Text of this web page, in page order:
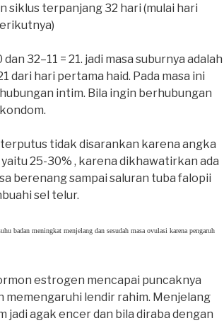
siklus terpanjang 32 hari (mulai hari
32–11 = 21. jadi masa suburnya adalah
dari hari pertama haid. Pada masa ini
intim. Bila ingin berhubungan
tidak disarankan karena angka
25-30% , karena dikhawatirkan ada
berenang sampai saluran tuba falopii
sel telur.
badan meningkat menjelang dan sesudah masa ovulasi karena pengaruh
estrogen mencapai puncaknya
memengaruhi lendir rahim. Menjelang
jadi agak encer dan bila diraba dengan